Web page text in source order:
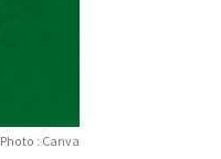
Photo : Canva